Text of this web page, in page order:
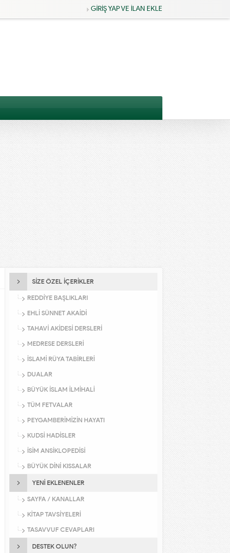
GİRİŞ YAP VE İLAN EKLE
SİZE ÖZEL İÇERİKLER
REDDİYE BAŞLIKLARI
EHLİ SÜNNET AKAİDİ
TAHAVİ AKİDESİ DERSLERİ
MEDRESE DERSLERİ
İSLAMİ RÜYA TABİRLERİ
DUALAR
BÜYÜK İSLAM İLMİHALİ
TÜM FETVALAR
PEYGAMBERİMİZİN HAYATI
KUDSİ HADİSLER
İSİM ANSİKLOPEDİSİ
BÜYÜK DİNİ KISSALAR
YENİ EKLENENLER
SAYFA / KANALLAR
KİTAP TAVSİYELERİ
TASAVVUF CEVAPLARI
DESTEK OLUN?